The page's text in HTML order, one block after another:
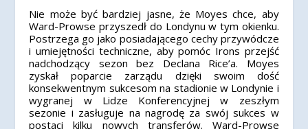
Nie może być bardziej jasne, że Moyes chce, aby
Ward-Prowse przyszedł do Londynu w tym okienku.
Postrzega go jako posiadającego cechy przywódcze
i umiejętności techniczne, aby pomóc Irons przejść
nadchodzący sezon bez Declana Rice’a. Moyes
zyskał poparcie zarządu dzięki swoim dość
konsekwentnym sukcesom na stadionie w Londynie i
wygranej w Lidze Konferencyjnej w zeszłym
sezonie i zasługuje na nagrodę za swój sukces w
postaci kilku nowych transferów. Ward-Prowse